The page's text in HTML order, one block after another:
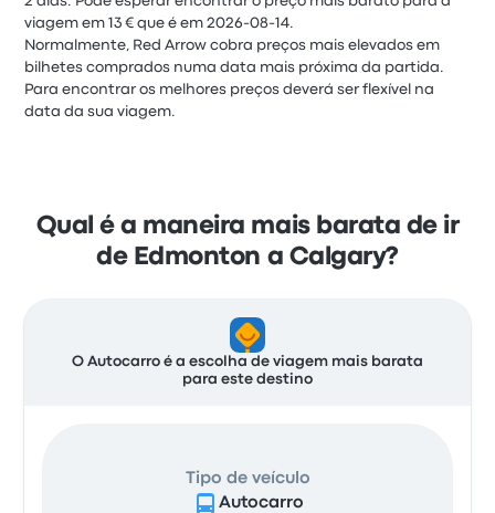
viagem em 13 € que é em 2026-08-14.
Normalmente, Red Arrow cobra preços mais elevados em
bilhetes comprados numa data mais próxima da partida.
Para encontrar os melhores preços deverá ser flexível na
data da sua viagem.
Qual é a maneira mais barata de ir
de Edmonton a Calgary?
O Autocarro é a escolha de viagem mais barata
para este destino
Tipo de veículo
Autocarro